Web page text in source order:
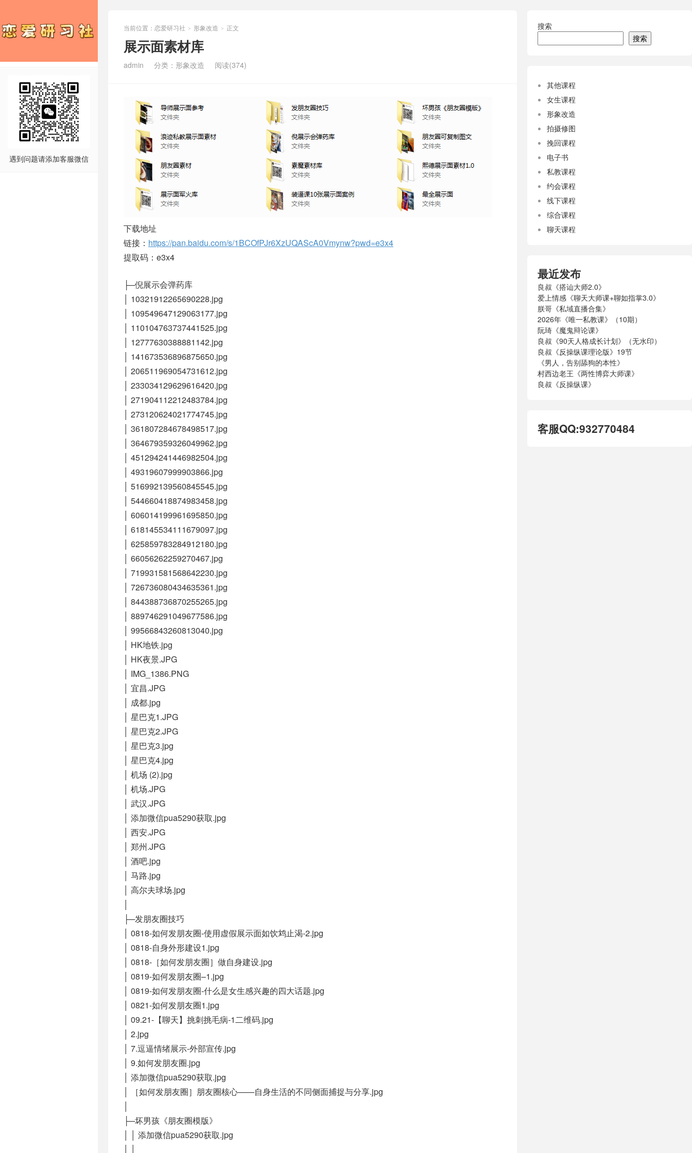
遇到问题请添加客服微信
当前位置： 恋爱研习社 > 形象改造 > 正文
展示面素材库
admin 分类： 形象改造 阅读(374)
下载地址
链接： https://pan.baidu.com/s/1BCOfPJr6XzUQAScA0Vmynw?pwd=e3x4
提取码：e3x4
├─倪展示会弹药库
│ 10321912265690228.jpg
│ 109549647129063177.jpg
│ 110104763737441525.jpg
│ 12777630388881142.jpg
│ 141673536896875650.jpg
│ 206511969054731612.jpg
│ 233034129629616420.jpg
│ 271904112212483784.jpg
│ 273120624021774745.jpg
│ 361807284678498517.jpg
│ 364679359326049962.jpg
│ 451294241446982504.jpg
│ 49319607999903866.jpg
│ 516992139560845545.jpg
│ 544660418874983458.jpg
│ 606014199961695850.jpg
│ 618145534111679097.jpg
│ 625859783284912180.jpg
│ 66056262259270467.jpg
│ 719931581568642230.jpg
│ 726736080434635361.jpg
│ 844388736870255265.jpg
│ 889746291049677586.jpg
│ 99566843260813040.jpg
│ HK地铁.jpg
│ HK夜景.JPG
│ IMG_1386.PNG
│ 宜昌.JPG
│ 成都.jpg
│ 星巴克1.JPG
│ 星巴克2.JPG
│ 星巴克3.jpg
│ 星巴克4.jpg
│ 机场 (2).jpg
│ 机场.JPG
│ 武汉.JPG
│ 添加微信pua5290获取.jpg
│ 西安.JPG
│ 郑州.JPG
│ 酒吧.jpg
│ 马路.jpg
│ 高尔夫球场.jpg
├─发朋友圈技巧
│ 0818-如何发朋友圈-使用虚假展示面如饮鸩止渴-2.jpg
│ 0818-自身外形建设1.jpg
│ 0818-［如何发朋友圈］做自身建设.jpg
│ 0819-如何发朋友圈–1.jpg
│ 0819-如何发朋友圈-什么是女生感兴趣的四大话题.jpg
│ 0821-如何发朋友圈1.jpg
│ 09.21-【聊天】挑刺挑毛病-1二维码.jpg
│ 2.jpg
│ 7.逗逼情绪展示-外部宣传.jpg
│ 9.如何发朋友圈.jpg
│ 添加微信pua5290获取.jpg
│ ［如何发朋友圈］朋友圈核心——自身生活的不同侧面捕捉与分享.jpg
├─坏男孩《朋友圈模版》
│ │ 添加微信pua5290获取.jpg
搜索
搜索
其他课程
女生课程
形象改造
拍摄修图
挽回课程
电子书
私教课程
约会课程
线下课程
综合课程
聊天课程
最近发布
良叔《搭讪大师2.0》
爱上情感《聊天大师课+聊如指掌3.0》
朕哥《私域直播合集》
2026年《唯一私教课》（10期）
阮琦《魔鬼辩论课》
良叔《90天人格成长计划》（无水印）
良叔《反操纵课理论版》19节
《男人，告别舔狗的本性》
村西边老王《两性博弈大师课》
良叔《反操纵课》
客服QQ:932770484